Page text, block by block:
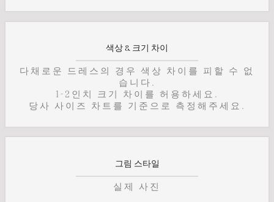
색상 & 크기 차이
다채로운 드레스의 경우 색상 차이를 피할 수 없
습니다.
1-2인치 크기 차이를 허용하세요.
당사 사이즈 차트를 기준으로 측정해주세요.
그림 스타일
실제 사진